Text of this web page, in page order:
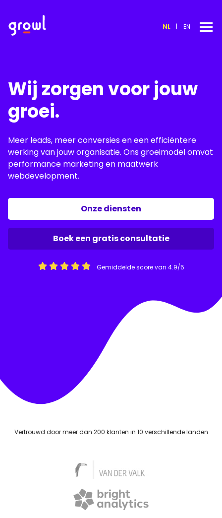
NL EN
Blog
Audits
Strategie
Adverteren
Studio
Wij zorgen voor jouw
groei.
Meer leads, meer conversies en een efficiëntere
werking van jouw organisatie. Ons groeimodel omvat
performance marketing en maatwerk
webdevelopment.
Onze diensten
Boek een gratis consultatie
Gemiddelde score van 4.9/5
Vertrouwd door meer dan 200 klanten in 10 verschillende landen